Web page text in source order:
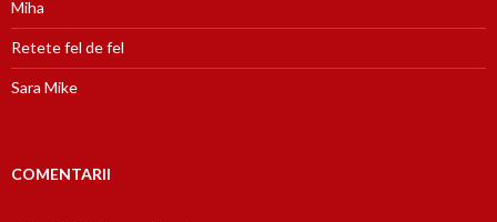
Miha
Retete fel de fel
Sara Mike
COMENTARII